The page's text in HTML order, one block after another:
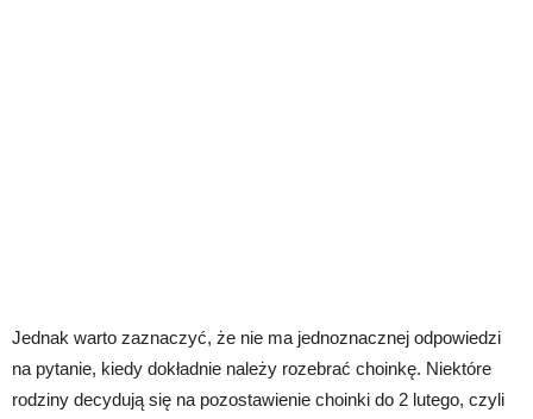
Jednak warto zaznaczyć, że nie ma jednoznacznej odpowiedzi
na pytanie, kiedy dokładnie należy rozebrać choinkę. Niektóre
rodziny decydują się na pozostawienie choinki do 2 lutego, czyli